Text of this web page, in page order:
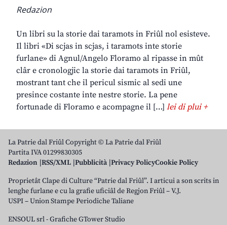
Redazion
Un libri su la storie dai taramots in Friûl nol esisteve.
Il libri «Di scjas in scjas, i taramots inte storie
furlane» di Agnul/Angelo Floramo al ripasse in mût
clâr e cronologjic la storie dai taramots in Friûl,
mostrant tant che il pericul sismic al sedi une
presince costante inte nestre storie. La pene
fortunade di Floramo e acompagne il […] lei di plui +
La Patrie dal Friûl Copyright © La Patrie dal Friûl
Partita IVA 01299830305
Redazion RSS/XML Pubblicità Privacy PolicyCookie Policy
Proprietât Clape di Culture “Patrie dal Friûl”. I articui a son scrits in
lenghe furlane e cu la grafie uficiâl de Regjon Friûl – V.J.
USPI – Union Stampe Periodiche Taliane
ENSOUL srl-Grafiche GTower Studio